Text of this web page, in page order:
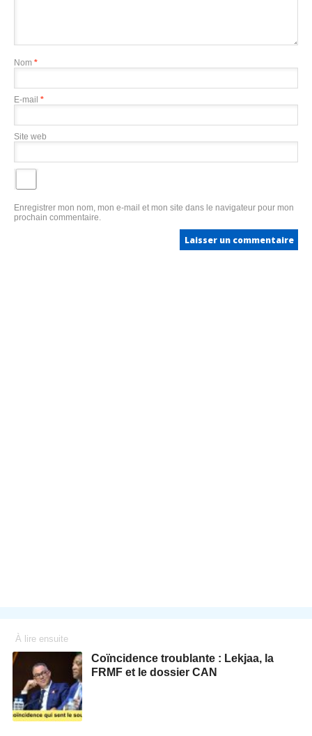
Nom *
E-mail *
Site web
Enregistrer mon nom, mon e-mail et mon site dans le navigateur pour mon
prochain commentaire.
À lire ensuite
Coïncidence troublante : Lekjaa, la
FRMF et le dossier CAN